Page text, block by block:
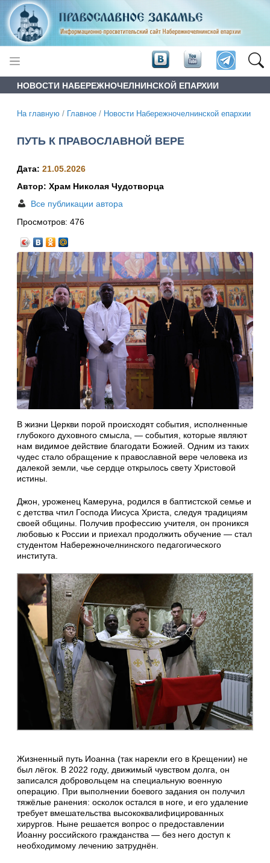
НОВОСТИ НАБЕРЕЖНОЧЕЛНИНСКОЙ ЕПАРХИИ
На главную / Главное / Новости Набережночелнинской епархии
ПУТЬ К ПРАВОСЛАВНОЙ ВЕРЕ
Дата: 21.05.2026
Автор: Храм Николая Чудотворца
Все публикации автора
Просмотров: 476
В жизни Церкви порой происходят события, исполненные
глубокого духовного смысла, — события, которые являют
нам видимое действие благодати Божией. Одним из таких
чудес стало обращение к православной вере человека из
далекой земли, чье сердце открылось свету Христовой
истины.
Джон, уроженец Камеруна, родился в баптистской семье и
с детства чтил Господа Иисуса Христа, следуя традициям
своей общины. Получив профессию учителя, он проникся
любовью к России и приехал продолжить обучение — стал
студентом Набережночелнинского педагогического
института.
Жизненный путь Иоанна (так нарекли его в Крещении) не
был лёгок. В 2022 году, движимый чувством долга, он
записался добровольцем на специальную военную
операцию. При выполнении боевого задания он получил
тяжёлые ранения: осколок остался в ноге, и его удаление
требует вмешательства высококвалифицированных
хирургов. Ныне решается вопрос о предоставлении
Иоанну российского гражданства — без него доступ к
необходимому лечению затруднён.